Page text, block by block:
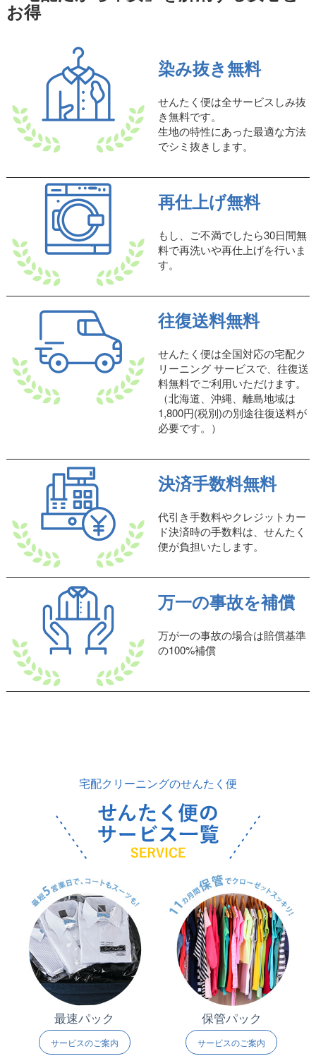
お得
染み抜き無料
せんたく便は全サービスしみ抜
き無料です。
生地の特性にあった最適な方法
でシミ抜きします。
再仕上げ無料
もし、ご不満でしたら30日間無
料で再洗いや再仕上げを行いま
す。
往復送料無料
せんたく便は全国対応の宅配ク
リーニング サービスで、往復送
料無料でご利用いただけます。
（北海道、沖縄、離島地域は
1,800円(税別)の別途往復送料が
必要です。）
決済手数料無料
代引き手数料やクレジットカー
ド決済時の手数料は、せんたく
便が負担いたします。
万一の事故を補償
万が一の事故の場合は賠償基準
の100%補償
宅配クリーニングのせんたく便
最速パック
サービスのご案内
保管パック
サービスのご案内